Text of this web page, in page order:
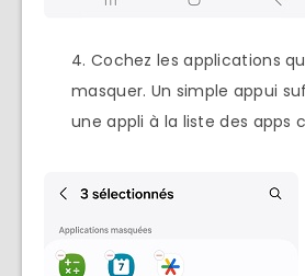
Cochez les applications
masquer. Un simple appui
une appli à la liste des apps